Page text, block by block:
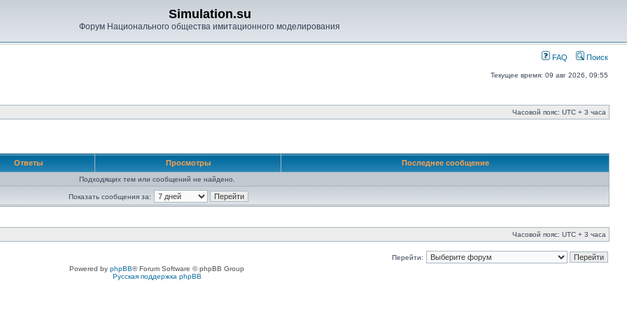
Simulation.su
Форум Национального общества имитационного моделирования
FAQ Поиск
Текущее время: 09 авг 2026, 09:55
Часовой пояс: UTC + 3 часа
Ответы Просмотры Последнее сообщение
Подходящих тем или сообщений не найдено.
Показать сообщения за:
Часовой пояс: UTC + 3 часа
Перейти:
Powered by phpBB® Forum Software © phpBB Group
Русская поддержка phpBB